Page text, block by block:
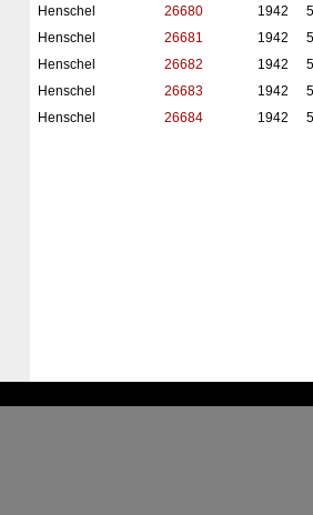
Henschel
26680 1942
Henschel
26681 1942
Henschel
26682 1942
Henschel
26683 1942
Henschel
26684 1942